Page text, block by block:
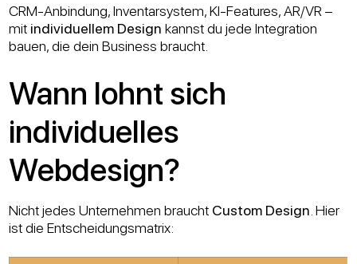
CRM-Anbindung, Inventarsystem, KI-Features, AR/VR –
mit individuellem Design kannst du jede Integration
bauen, die dein Business braucht.
Wann lohnt sich
individuelles
Webdesign?
Nicht jedes Unternehmen braucht Custom Design . Hier
ist die Entscheidungsmatrix: